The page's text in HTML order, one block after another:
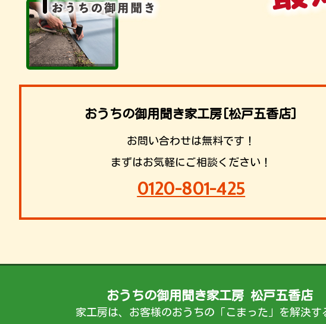
おうちの御用聞き家工房[松戸五香店]
お問い合わせは無料です！
まずはお気軽にご相談ください！
0120-801-425
おうちの御用聞き家工房 松戸五香店
家工房は、お客様のおうちの「こまった」を解決す